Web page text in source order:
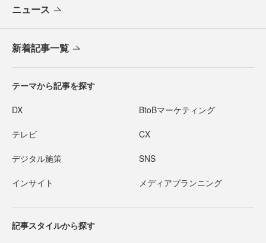
ニュース
新着記事一覧
テーマから記事を探す
DX BtoBマーケティング
テレビ CX
デジタル施策 SNS
インサイト メディアプランニング
記事スタイルから探す